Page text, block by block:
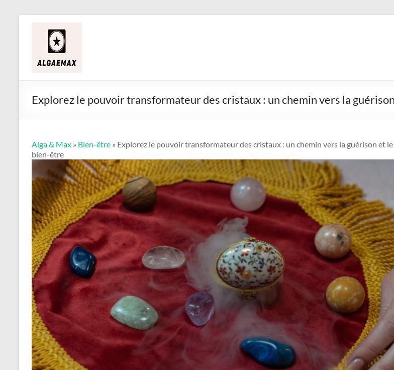
Alga
Max
Explorez le pouvoir transformateur des cristaux : un chemin vers la
Alga & Max » Bien-être » Explorez le pouvoir transformateur des cristaux : un chemin vers la guérison et le
bien-être